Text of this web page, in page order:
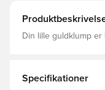
Din lille guldklump er
giver et sjovt strejf af
udforsker
Specifikationer